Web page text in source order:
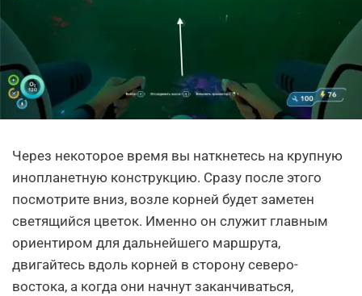
Через некоторое время вы наткнетесь на крупную
инопланетную конструкцию. Сразу после этого
посмотрите вниз, возле корней будет заметен
светящийся цветок. Именно он служит главным
ориентиром для дальнейшего маршрута,
двигайтесь вдоль корней в сторону северо-
востока, а когда они начнут заканчиваться,